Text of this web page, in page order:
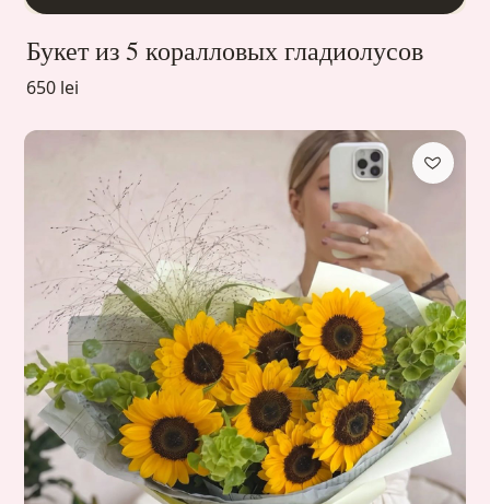
Букет из 5 коралловых гладиолусов
650 lei